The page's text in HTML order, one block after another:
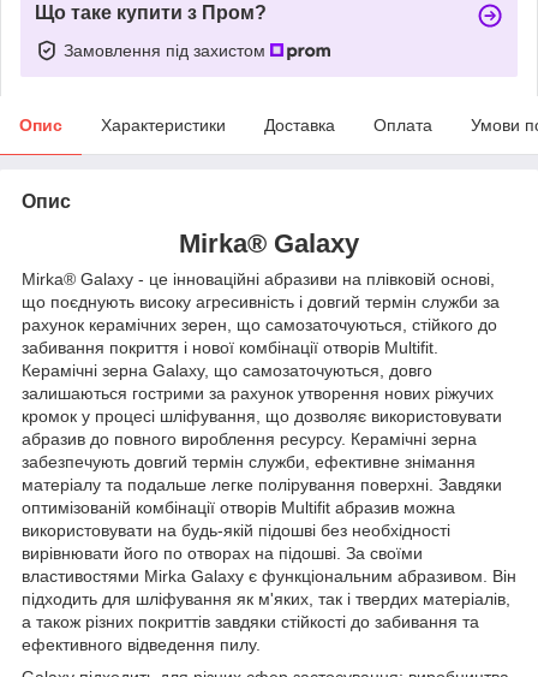
Що таке купити з Пром?
Замовлення під захистом
Опис Характеристики Доставка Оплата Умови
Опис
Mirka® Galaxy
Mirka® Galaxy - це інноваційні абразиви на плівковій основі,
що поєднують високу агресивність і довгий термін служби за
рахунок керамічних зерен, що самозаточуються, стійкого до
забивання покриття і нової комбінації отворів Multifit.
Керамічні зерна Galaxy, що самозаточуються, довго
залишаються гострими за рахунок утворення нових ріжучих
кромок у процесі шліфування, що дозволяє використовувати
абразив до повного вироблення ресурсу. Керамічні зерна
забезпечують довгий термін служби, ефективне знімання
матеріалу та подальше легке полірування поверхні. Завдяки
оптимізованій комбінації отворів Multifit абразив можна
використовувати на будь-якій підошві без необхідності
вирівнювати його по отворах на підошві. За своїми
властивостями Mirka Galaxy є функціональним абразивом. Він
підходить для шліфування як м'яких, так і твердих матеріалів,
а також різних покриттів завдяки стійкості до забивання та
ефективного відведення пилу.